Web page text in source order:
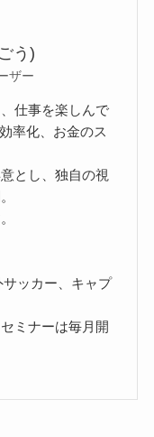
う)
ザー
仕事を楽しんで
率化、お金のス
とし、独自の視
ッカー、キャプ
ミナーは毎月開